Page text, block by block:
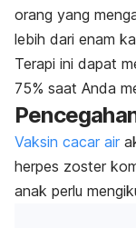
orang yang
lebih dari enam
Terapi ini dapat
75% saat Anda
Vaksin cacar air
herpes zoster
anak perlu